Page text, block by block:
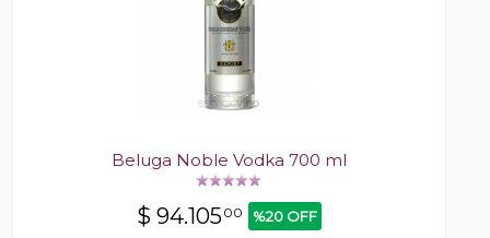
Beluga Noble Vodka 700 ml
$ 94.10500 %20 OFF